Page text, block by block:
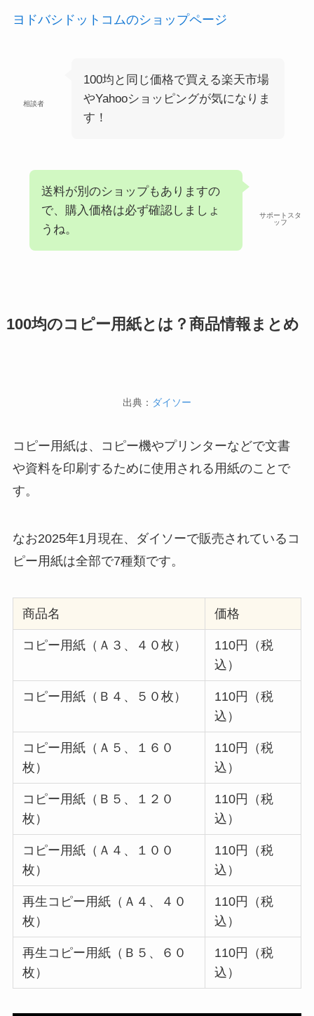
ヨドバシドットコムのショップページ
相談者
100均と同じ価格で買える楽天市場
やYahooショッピングが気になりま
す！
サポートスタ
ッフ
送料が別のショップもありますの
で、購入価格は必ず確認しましょ
うね。
100均のコピー用紙とは？商品情報まとめ
出典： ダイソー
コピー用紙は、コピー機やプリンターなどで文書
や資料を印刷するために使用される用紙のことで
す。
なお2025年1月現在、ダイソーで販売されているコ
ピー用紙は全部で7種類です。
商品名 価格
コピー用紙（Ａ３、４０枚）
110円（税
込）
コピー用紙（Ｂ４、５０枚）
110円（税
込）
コピー用紙（Ａ５、１６０
枚）
110円（税
込）
コピー用紙（Ｂ５、１２０
枚）
110円（税
込）
コピー用紙（Ａ４、１００
枚）
110円（税
込）
再生コピー用紙（Ａ４、４０
枚）
110円（税
込）
再生コピー用紙（Ｂ５、６０
枚）
110円（税
込）